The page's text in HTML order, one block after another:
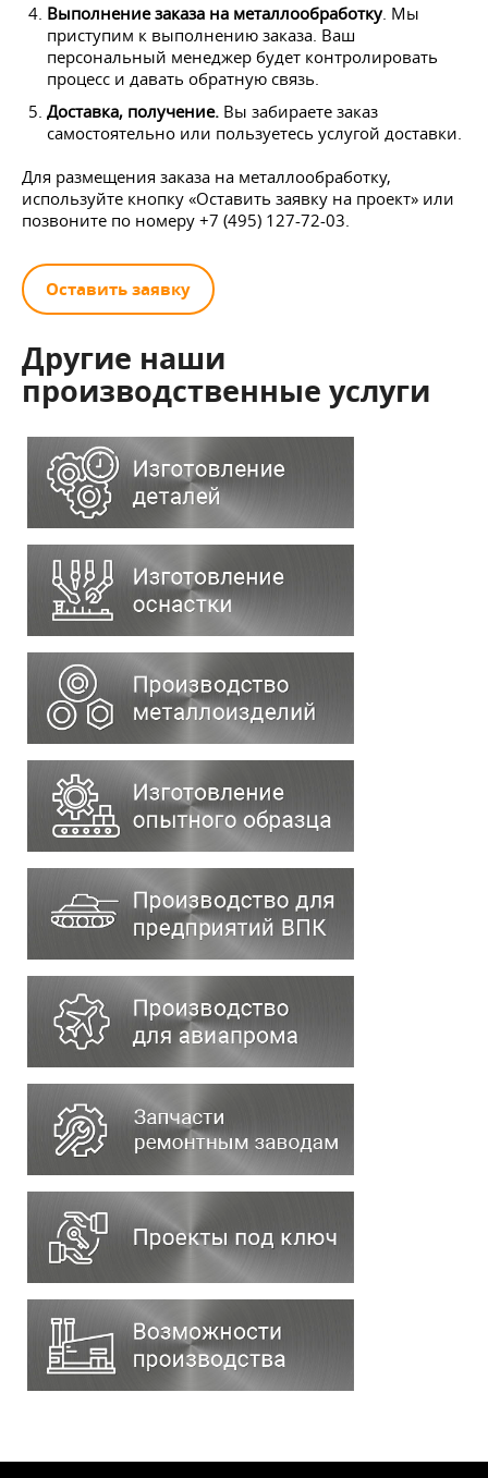
Выполнение заказа на металлообработку. Мы
приступим к выполнению заказа. Ваш
персональный менеджер будет контролировать
процесс и давать обратную связь.
Доставка, получение. Вы забираете заказ
самостоятельно или пользуетесь услугой доставки.
Для размещения заказа на металлообработку,
используйте кнопку «Оставить заявку на проект» или
позвоните по номеру +7 (495) 127-72-03.
Оставить заявку
Другие наши
производственные услуги